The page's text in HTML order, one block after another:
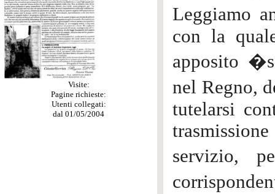
Visite:
Pagine richieste:
Utenti collegati:
dal 01/05/2004
Leggiamo
con la
apposito
nel Regno,
tutelarsi
servizio,